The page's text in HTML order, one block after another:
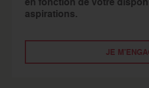
aspirations.
JE